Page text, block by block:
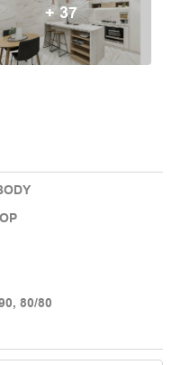
+ 37
80/80